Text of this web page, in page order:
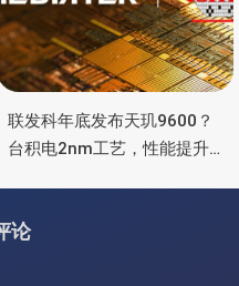
联发科年底发布天玑9600？
台积电2nm工艺，性能提升
论